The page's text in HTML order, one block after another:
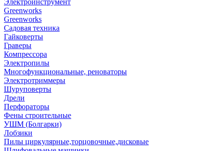
Электроинструмент
Greenworks
Greenworks
Садовая техника
Гайковерты
Граверы
Компрессора
Электропилы
Многофункциональные, реноваторы
Электротриммеры
Шуруповерты
Дрели
Перфораторы
Фены строительные
УШМ (Болгарки)
Лобзики
Пилы циркулярные,торцовочные,дисковые